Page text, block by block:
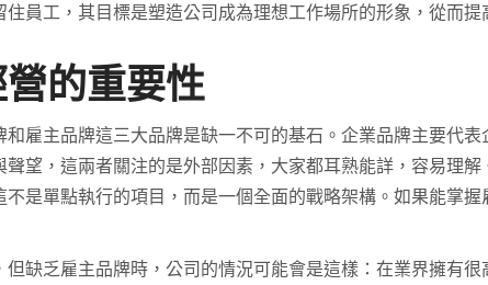
員工，其目標是塑造公司成為理想工作場所的形象，從而
的重要性
雇主品牌這三大品牌是缺一不可的基石。企業品牌主要代表
望，這兩者關注的是外部因素，大家都耳熟能詳，容易理
是單點執行的項目，而是一個全面的戰略架構。如果能掌
缺乏雇主品牌時，公司的情況可能會是這樣：在業界擁有